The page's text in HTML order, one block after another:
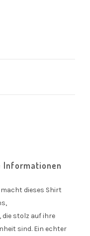
Informationen
dieses Shirt
stolz auf ihre
sind. Ein echter